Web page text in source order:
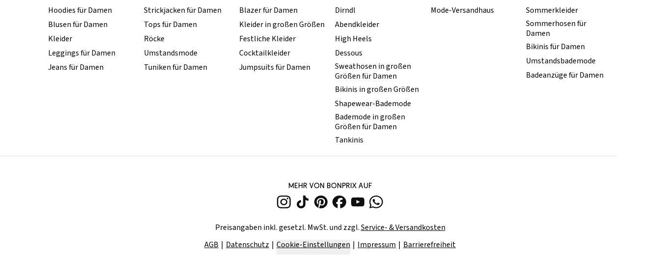
Hoodies für Damen
Blusen für Damen
Kleider
Leggings für Damen
Jeans für Damen
Strickjacken für Damen
Tops für Damen
Röcke
Umstandsmode
Tuniken für Damen
Blazer für Damen
Kleider in großen Größen
Festliche Kleider
Cocktailkleider
Jumpsuits für Damen
Dirndl
Abendkleider
High Heels
Dessous
Sweathosen in großen
Größen für Damen
Mode-Versandhaus
Sommerkleider
Sommerhosen für
Damen
Bikinis für Damen
Umstandsbademode
Badeanzüge für Damen
Bikinis in großen Größen
Shapewear-Bademode
Bademode in großen
Größen für Damen
Tankinis
MEHR VON BONPRIX AUF
Preisangaben inkl. gesetzl. MwSt. und zzgl.Service- & Versandkosten
AGB
Datenschutz Cookie-Einstellungen Impressum Barrierefreiheit